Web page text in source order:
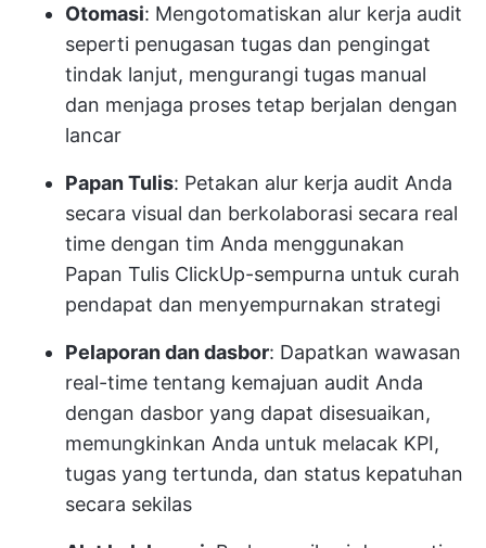
Otomasi: Mengotomatiskan alur kerja audit
seperti penugasan tugas dan pengingat
tindak lanjut, mengurangi tugas manual
dan menjaga proses tetap berjalan dengan
lancar
Papan Tulis: Petakan alur kerja audit Anda
secara visual dan berkolaborasi secara real
time dengan tim Anda menggunakan
Papan Tulis ClickUp-sempurna untuk curah
pendapat dan menyempurnakan strategi
Pelaporan dan dasbor: Dapatkan wawasan
real-time tentang kemajuan audit Anda
dengan dasbor yang dapat disesuaikan,
memungkinkan Anda untuk melacak KPI,
tugas yang tertunda, dan status kepatuhan
secara sekilas